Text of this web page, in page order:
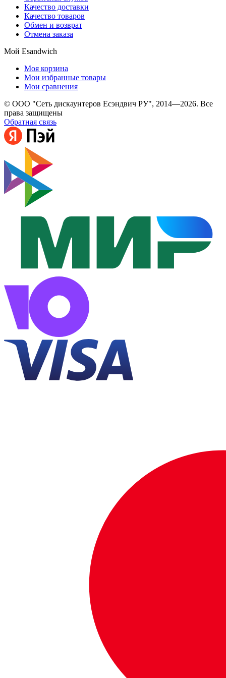
Качество доставки
Качество товаров
Обмен и возврат
Отмена заказа
Мой Esandwich
Моя корзина
Мои избранные товары
Мои сравнения
© ООО "Сеть дискаунтеров Есэндвич РУ", 2014—2026. Все
права защищены
Обратная связь